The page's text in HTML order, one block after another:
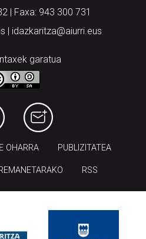
| Faxa: 943 300 731
| idazkaritza@aiurri.eus
garatua
OHARRA PUBLIZITATEA
RSS